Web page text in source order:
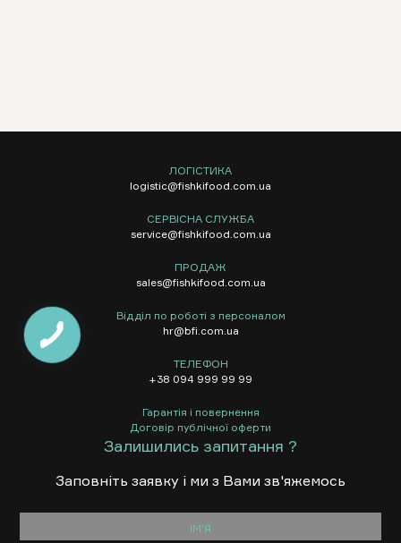
ЛОГІСТИКА
logistic@fishkifood.com.ua
СЕРВІСНА СЛУЖБА
service@fishkifood.com.ua
ПРОДАЖ
sales@fishkifood.com.ua
Відділ по роботі з персоналом
hr@bfi.com.ua
ТЕЛЕФОН
+38 094 999 99 99
Гарантія і повернення
Договір публічної оферти
Залишились запитання ?
Заповнiть заявку i ми з Вами зв'яжемось